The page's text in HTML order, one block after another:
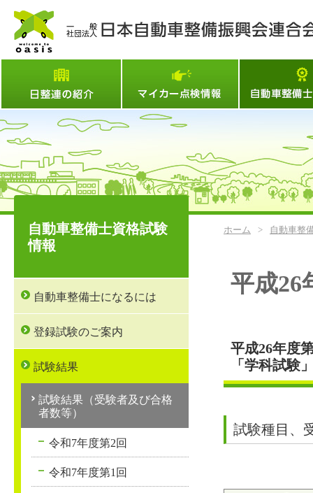
マイカー点検情
ホーム > 自動車整
平成26
平成26年度
「学科試験
試験種目、
自動車整備士資格試験
情報
自動車整備士になるには
登録試験のご案内
試験結果
試験結果（受験者及び合格
者数等）
令和7年度第2回
令和7年度第1回